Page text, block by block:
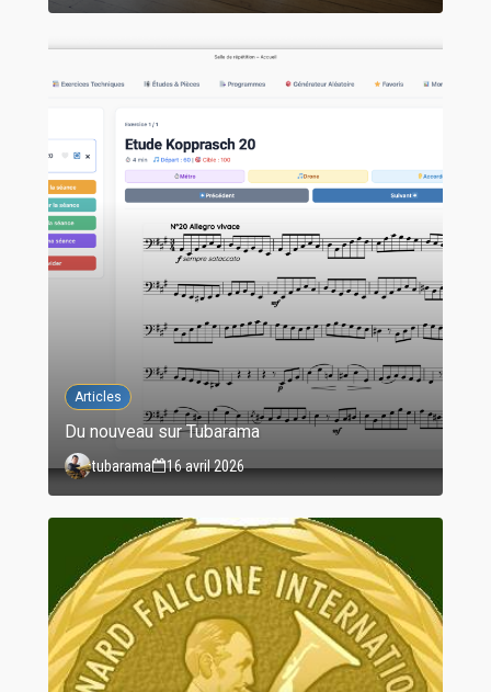
Articles
Du nouveau sur Tubarama
tubarama 16 avril 2026